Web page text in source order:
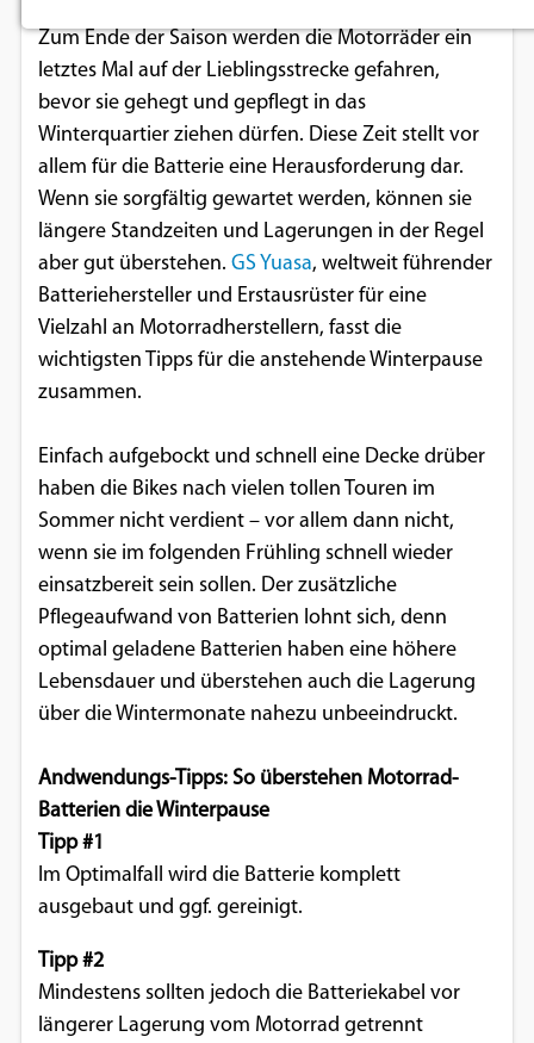
Zum Ende der Saison werden die Motorräder ein
letztes Mal auf der Lieblingsstrecke gefahren,
bevor sie gehegt und gepflegt in das
Winterquartier ziehen dürfen. Diese Zeit stellt vor
allem für die Batterie eine Herausforderung dar.
Wenn sie sorgfältig gewartet werden, können sie
längere Standzeiten und Lagerungen in der Regel
aber gut überstehen. GS Yuasa, weltweit führender
Batteriehersteller und Erstausrüster für eine
Vielzahl an Motorradherstellern, fasst die
wichtigsten Tipps für die anstehende Winterpause
zusammen.
Einfach aufgebockt und schnell eine Decke drüber
haben die Bikes nach vielen tollen Touren im
Sommer nicht verdient – vor allem dann nicht,
wenn sie im folgenden Frühling schnell wieder
einsatzbereit sein sollen. Der zusätzliche
Pflegeaufwand von Batterien lohnt sich, denn
optimal geladene Batterien haben eine höhere
Lebensdauer und überstehen auch die Lagerung
über die Wintermonate nahezu unbeeindruckt.
Andwendungs-Tipps: So überstehen Motorrad-
Batterien die Winterpause
Tipp #1
Im Optimalfall wird die Batterie komplett
ausgebaut und ggf. gereinigt.
Tipp #2
Mindestens sollten jedoch die Batteriekabel vor
längerer Lagerung vom Motorrad getrennt
grundlegende Funktionen und sind für die
einwandfreie Funktion der Website
erforderlich.
Einverständnis-Cookie
Name:
cookie_consent
Zweck:
Dieser Cookie speichert die ausgewählten
Einverständnis-Optionen des Benutzers
Cookie Laufzeit:
1 Jahr
EXTERNE MEDIEN
Um Inhalte von Videoplattformen und
Social Media Plattformen anzeigen zu
können, werden von diesen externen
Medien Cookies gesetzt.
YouTube
Vimeo
Google Maps
Anbieter:
Google